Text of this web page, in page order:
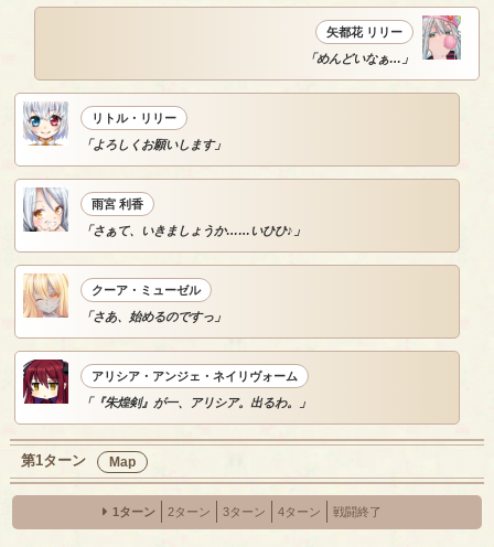
矢都花 リリー
「めんどいなぁ…」
リトル・リリー
「よろしくお願いします」
雨宮 利香
「さぁて、いきましょうか……いひひ♪」
クーア・ミューゼル
「さあ、始めるのですっ」
アリシア・アンジェ・ネイリヴォーム
「『朱煌剣』が一、アリシア。出るわ。」
第1ターン Map
1ターン 2ターン 3ターン 4ターン 戦闘終了